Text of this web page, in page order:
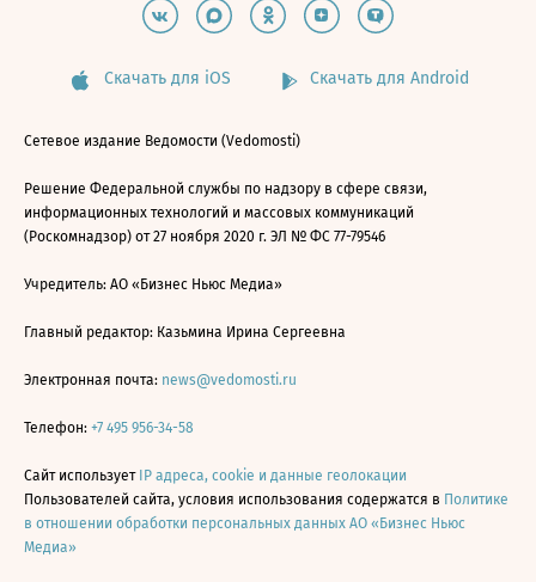
Скачать для iOS Скачать для Android
Сетевое издание Ведомости (Vedomosti)
Решение Федеральной службы по надзору в сфере связи,
информационных технологий и массовых коммуникаций
(Роскомнадзор) от 27 ноября 2020 г. ЭЛ № ФС 77-79546
Учредитель: АО «Бизнес Ньюс Медиа»
Главный редактор: Казьмина Ирина Сергеевна
Электронная почта: news@vedomosti.ru
Телефон: +7 495 956-34-58
Сайт использует IP адреса, cookie и данные геолокации
Пользователей сайта, условия использования содержатся в Политике
в отношении обработки персональных данных АО «Бизнес Ньюс
Медиа»